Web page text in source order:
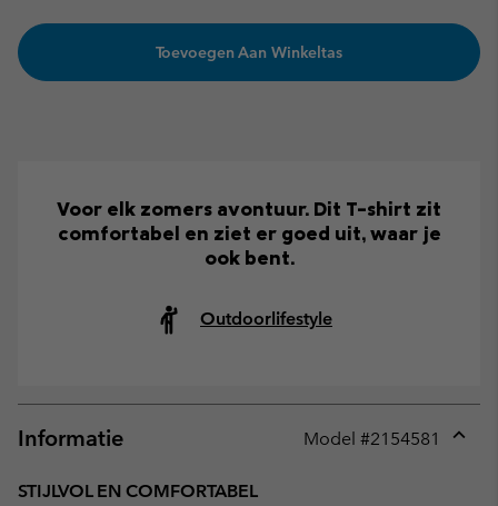
Toevoegen Aan Winkeltas
Voor elk zomers avontuur. Dit T-shirt zit
comfortabel en ziet er goed uit, waar je
ook bent.
Outdoorlifestyle
Informatie Model #2154581
STIJLVOL EN COMFORTABEL